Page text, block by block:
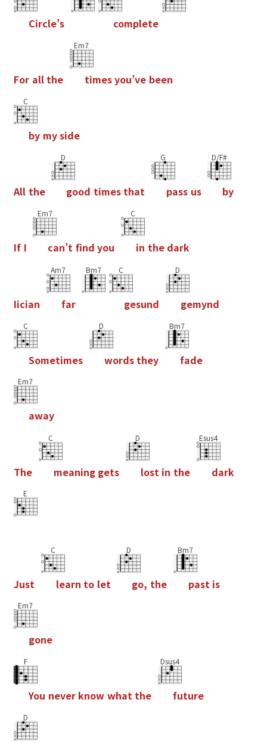
Circle’s complete
For all the
Em7
timesyou’ve been
C
by myside
All the
D
good times that
G
pass us
D/F#
by
If I
Em7
can’t fnd you
C
in the dark
Iician
Am7
far
Bm7 C
gesund
D
gemynd
C
Sometimes
D
words they
Bm7
fade
Em7
away
The
C
meaning gets
D
lost in the
Esus4
dark
E
Just
C
learn to let
D
go, the
Bm7
past is
Em7
gone
F
You never know what the
Dsus4
future
D